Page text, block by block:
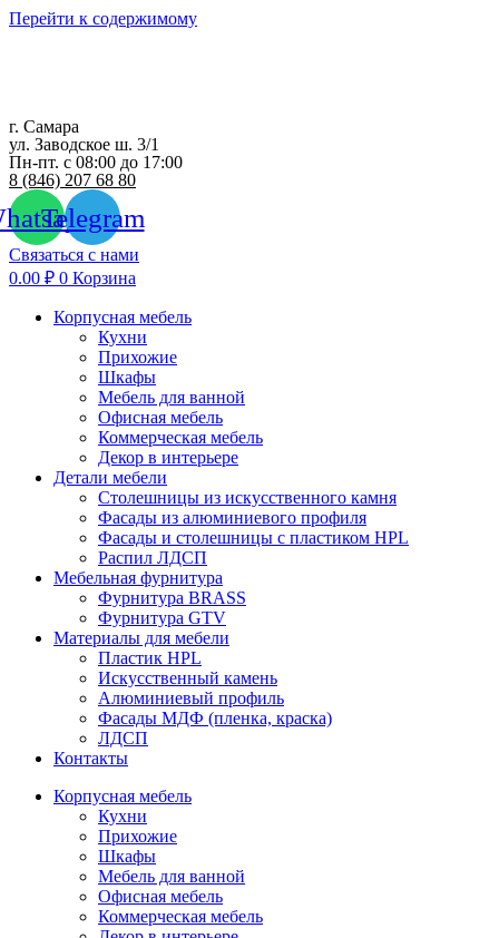
Перейти к содержимому
г. Самара
ул. Заводское ш. 3/1
Пн-пт. с 08:00 до 17:00
8 (846) 207 68 80
Telegram
Связаться с нами
0.00 ₽ 0 Корзина
Корпусная мебель
Кухни
Прихожие
Шкафы
Мебель для ванной
Офисная мебель
Коммерческая мебель
Декор в интерьере
Детали мебели
Столешницы из искусственного камня
Фасады из алюминиевого профиля
Фасады и столешницы с пластиком HPL
Распил ЛДСП
Мебельная фурнитура
Фурнитура BRASS
Фурнитура GTV
Материалы для мебели
Пластик HPL
Искусственный камень
Алюминиевый профиль
Фасады МДФ (пленка, краска)
ЛДСП
Контакты
Корпусная мебель
Кухни
Прихожие
Шкафы
Мебель для ванной
Офисная мебель
Коммерческая мебель